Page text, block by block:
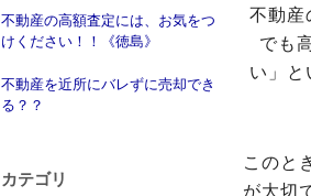
不動産の高額査定には、お気をつ
けください！！《徳島》
不動産を近所にバレずに売却でき
る？？
カテゴリ
不動産
でも
い」と
このと
が大切